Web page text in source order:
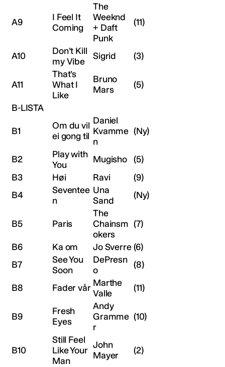
A9
I Feel It
Coming
The
Weeknd
+ Daft
Punk
(11)
A10
Don’t Kill
my Vibe
Sigrid (3)
A11
That’s
What I
Like
Bruno
Mars
(5)
B-LISTA
B1
Om du vil
ei gong til
Daniel
Kvamme
n
(Ny)
B2
Play with
You
Mugisho (5)
B3
Høi Ravi
(9)
B4
Seventee
n
Una
Sand
(Ny)
B5 Paris
The
Chainsm
okers
(7)
B6 Ka om Jo Sverre (6)
B7
See You
Soon
DePresn
o
(8)
B8 Fader vår Marthe
Valle
(11)
B9
Fresh
Eyes
Andy
Gramme
r
(10)
B10
Still Feel
Like Your
Man
John
Mayer
(2)